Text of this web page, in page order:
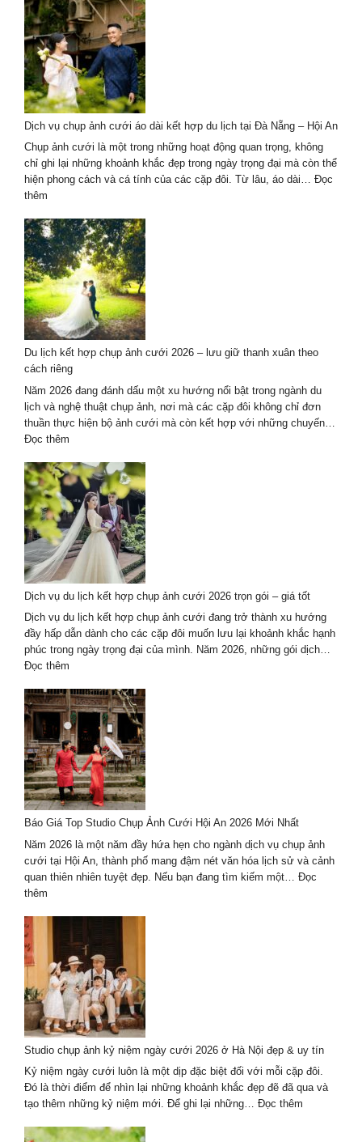
couple
áo
dài
chân
dung
cho
dịp
kỷ
niệm
tình
yêu
Dịch vụ chụp ảnh cưới áo dài kết hợp du lịch tại Đà Nẵng – Hội An
Chụp ảnh cưới là một trong những hoạt động quan trọng, không
chỉ ghi lại những khoảnh khắc đẹp trong ngày trọng đại mà còn thể
hiện phong cách và cá tính của các cặp đôi. Từ lâu, áo dài… Đọc
thêm
vụ
chụp
ảnh
cưới
áo
dài
kết
hợp
du
lịch
tại
Đà
Nẵng
–
An
Du lịch kết hợp chụp ảnh cưới 2026 – lưu giữ thanh xuân theo
cách riêng
Năm 2026 đang đánh dấu một xu hướng nổi bật trong ngành du
lịch và nghệ thuật chụp ảnh, nơi mà các cặp đôi không chỉ đơn
thuần thực hiện bộ ảnh cưới mà còn kết hợp với những chuyến…
Đọc thêm
lịch
kết
hợp
chụp
ảnh
cưới
2026
–
lưu
giữ
thanh
xuân
riêng
Dịch vụ du lịch kết hợp chụp ảnh cưới 2026 trọn gói – giá tốt
Dịch vụ du lịch kết hợp chụp ảnh cưới đang trở thành xu hướng
đầy hấp dẫn dành cho các cặp đôi muốn lưu lại khoảnh khắc hạnh
phúc trong ngày trọng đại của mình. Năm 2026, những gói dịch…
Đọc thêm
vụ
du
lịch
kết
hợp
chụp
ảnh
cưới
2026
trọn
gói
–
Báo Giá Top Studio Chụp Ảnh Cưới Hội An 2026 Mới Nhất
Năm 2026 là một năm đầy hứa hẹn cho ngành dịch vụ chụp ảnh
cưới tại Hội An, thành phố mang đậm nét văn hóa lịch sử và cảnh
quan thiên nhiên tuyệt đẹp. Nếu bạn đang tìm kiếm một… Đọc
thêm
Studio
Chụp
Ảnh
Cưới
Hội
An
2026
Mới
Nhất
Studio chụp ảnh kỷ niệm ngày cưới 2026 ở Hà Nội đẹp & uy tín
Kỷ niệm ngày cưới luôn là một dịp đặc biệt đối với mỗi cặp đôi.
Đó là thời điểm để nhìn lại những khoảnh khắc đẹp đẽ đã qua và
tạo thêm những kỷ niệm mới. Để ghi lại những… Đọc thêm